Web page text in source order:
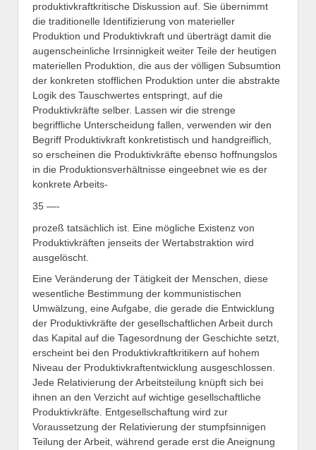
produktivkraftkritische Diskussion auf. Sie übernimmt
die traditionelle Identifizierung von materieller
Produktion und Produktivkraft und überträgt damit die
augenscheinliche Irrsinnigkeit weiter Teile der heutigen
materiellen Produktion, die aus der völligen Subsumtion
der konkreten stofflichen Produktion unter die abstrakte
Logik des Tauschwertes entspringt, auf die
Produktivkräfte selber. Lassen wir die strenge
begriffliche Unterscheidung fallen, verwenden wir den
Begriff Produktivkraft konkretistisch und handgreiflich,
so erscheinen die Produktivkräfte ebenso hoffnungslos
in die Produktionsverhältnisse eingeebnet wie es der
konkrete Arbeits-
35 —-
prozeß tatsächlich ist. Eine mögliche Existenz von
Produktivkräften jenseits der Wertabstraktion wird
ausgelöscht.
Eine Veränderung der Tätigkeit der Menschen, diese
wesentliche Bestimmung der kommunistischen
Umwälzung, eine Aufgabe, die gerade die Entwicklung
der Produktivkräfte der gesellschaftlichen Arbeit durch
das Kapital auf die Tagesordnung der Geschichte setzt,
erscheint bei den Produktivkraftkritikern auf hohem
Niveau der Produktivkraftentwicklung ausgeschlossen.
Jede Relativierung der Arbeitsteilung knüpft sich bei
ihnen an den Verzicht auf wichtige gesellschaftliche
Produktivkräfte. Entgesellschaftung wird zur
Voraussetzung der Relativierung der stumpfsinnigen
Teilung der Arbeit, während gerade erst die Aneignung